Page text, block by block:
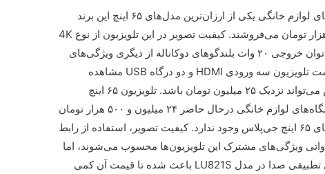
به گزارش فرارو، تومان است. فروشنده‌های لوازم خانگی یکی از ارزان‌ترین مدل‌های ۶۵ اینچ این برند
یعنی LU722S-IND را ۲۰ میلیون و ۳۰۰ هزار تومان می‌فروشند. کیفیت تصویر در این تلویزیون از نوع 4K
و Ultra HD است. رابط هوشند اندروید و توان خروجی ۲۰ وات بلندگو‌های دوکاناله از دیگری ویژگی‌های
این تلویزیون محسوب می‌شوند. کنار و پشت تلویزیون سه ورودی HDMI و دو درگاه USB مشاهده
می‌شود. قیمت تلویزیون ۶۵ اینچ جی‌پلاس می‌تواند نزدیک ۲۵ میلیون تومان باشد. تلویزیون ۶۵ اینچ
جی‌پلاس مدل LU821S در برخی از فروشگاه‌های لوازم خانگی درحال حاضر ۲۴ میلیون و ۵۰۰ هزار تومان
فروخته می‌شود. تفاوت خاصی بین مدل‌های ۶۵ اینچ جی‌پلاس وجود ندارد. کیفیت تصویر، استفاده از رابط
هوشمند اندروید و بلندگو‌های دوکاناله ۲۰ واتی ویژگی‌های مشترک این تلویزیون‌ها محسوب می‌شوند، اما
برخی تفاوت‌های جزیی مثل قابلیت کنترل تطبیقی صدا در مدل LU821S باعث شده تا قیمت آن کمی